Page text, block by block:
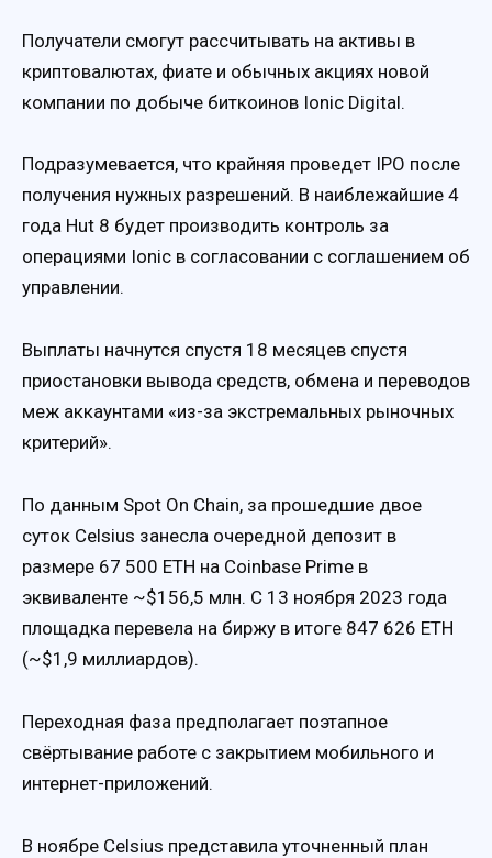
Получатели смогут рассчитывать на активы в
криптовалютах, фиате и обычных акциях новой
компании по добыче биткоинов Ionic Digital.
Подразумевается, что крайняя проведет IPO после
получения нужных разрешений. В наиблежайшие 4
года Hut 8 будет производить контроль за
операциями Ionic в согласовании с соглашением об
управлении.
Выплаты начнутся спустя 18 месяцев спустя
приостановки вывода средств, обмена и переводов
меж аккаунтами «из-за экстремальных рыночных
критерий».
По данным Spot On Chain, за прошедшие двое
суток Celsius занесла очередной депозит в
размере 67 500 ETH на Coinbase Prime в
эквиваленте ~$156,5 млн. С 13 ноября 2023 года
площадка перевела на биржу в итоге 847 626 ETH
(~$1,9 миллиардов).
Переходная фаза предполагает поэтапное
свёртывание работе с закрытием мобильного и
интернет-приложений.
В ноябре Celsius представила уточненный план